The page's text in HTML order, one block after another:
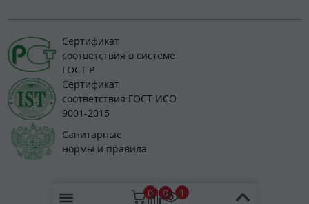
0 0 1
Сертификат
соответствия в системе
ГОСТ Р
Сертификат
соответствия ГОСТ ИСО
9001-2015
Санитарные
нормы и правила
© 2008-2026 greenlos.ru